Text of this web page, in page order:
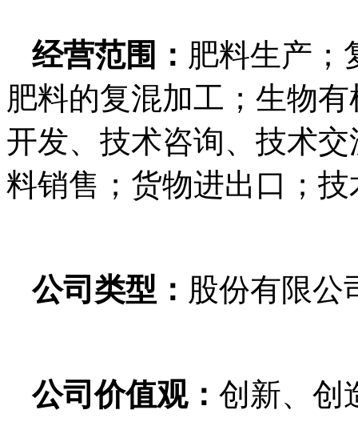
经营范围： 肥料生产；
肥料的复混加工；生物
开发、技术咨询、技术
料销售；货物进出口；
公司类型： 股份有限公
公司价值观： 创新、创